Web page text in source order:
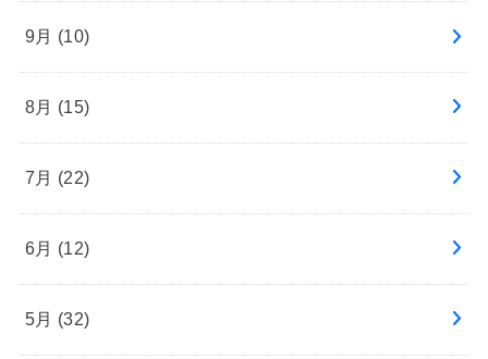
9月 (10)
8月 (15)
7月 (22)
6月 (12)
5月 (32)